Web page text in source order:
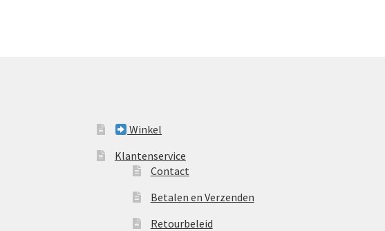
Winkel
Klantenservice
Contact
Betalen en Verzenden
Retourbeleid